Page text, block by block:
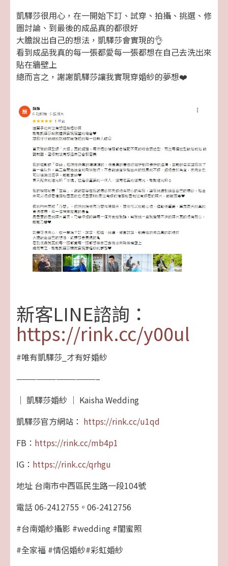
凱驛莎很用心，在一開始下訂、試穿、拍攝、挑選、修
圖討論、到最後的成品真的都很好
大膽說出自己的想法，凱驛莎會實現的👌
看到成品我真的每一張都愛每一張都想在自己去洗出來
貼在牆壁上
總而言之，謝謝凱驛莎讓我實現穿婚紗的夢想❤️
新客LINE諮詢：
https://rink.cc/y00ul
#唯有凱驛莎_才有好婚紗
————————————–
｜ 凱驛莎婚紗 │ Kaisha Wedding
凱驛莎官方網站： https://rink.cc/u1qd
FB： https://rink.cc/mb4p1
IG： https://rink.cc/qrhgu
地址 台南市中西區民生路一段104號
電話 06-2412755。06-2412756
#台南婚紗攝影 #wedding #閨蜜照
#全家福 #情侶婚紗#彩虹婚紗